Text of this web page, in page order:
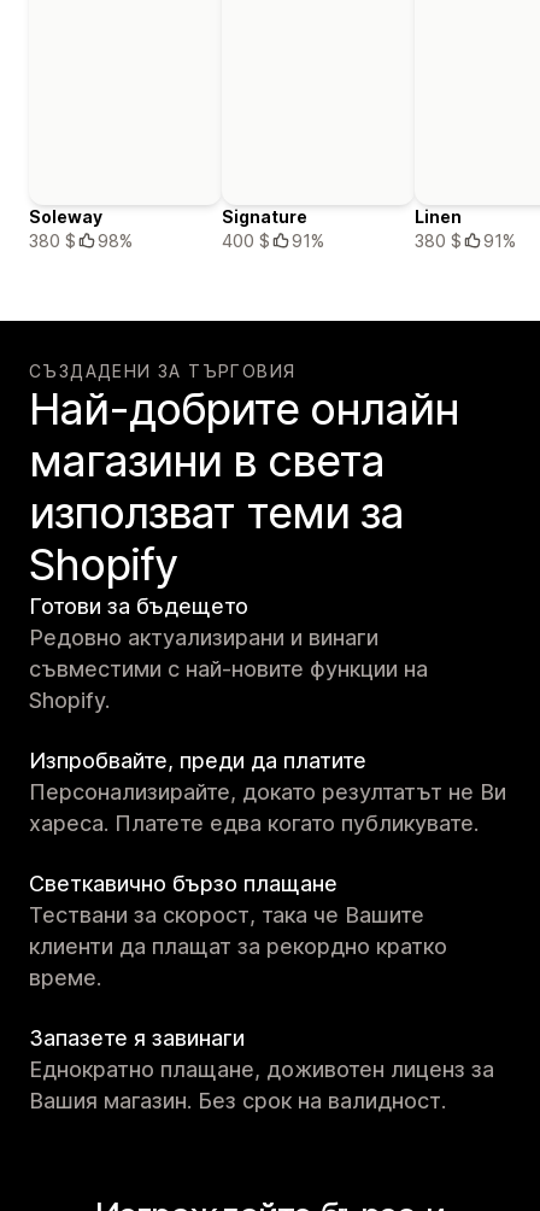
Soleway
380 $
98%
Signature
400 $
91%
Linen
380 $
91%
СЪЗДАДЕНИ ЗА ТЪРГОВИЯ
Най-добрите онлайн
магазини в света
използват теми за
Shopify
Готови за бъдещето
Редовно актуализирани и винаги
съвместими с най-новите функции на
Shopify.
Изпробвайте, преди да платите
Персонализирайте, докато резултатът не Ви
хареса. Платете едва когато публикувате.
Светкавично бързо плащане
Тествани за скорост, така че Вашите
клиенти да плащат за рекордно кратко
време.
Запазете я завинаги
Еднократно плащане, доживотен лиценз за
Вашия магазин. Без срок на валидност.